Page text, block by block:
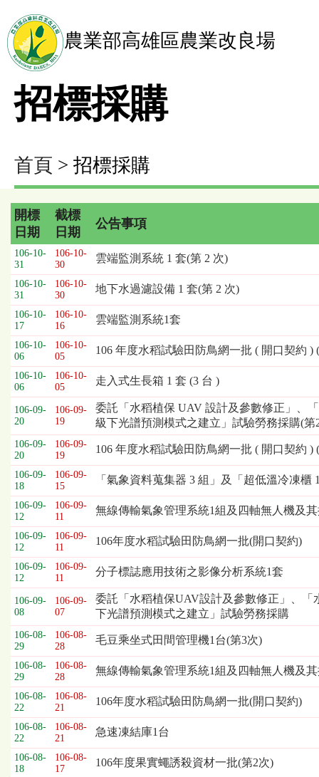
農業部高雄區農業改良場
招標採購
首頁 > 招標採購
招
標
採
購
列
表，
欄
位
依
序
為：
開
日
期、
截
標
日
期、
公
告
事
項
開標
日期
截標
日期
公告事項
106-10-
31
106-10-
30
雲端監測系統 1 套(第 2 次)
106-10-
31
106-10-
30
地下水過濾設備 1 套(第 2 次)
106-10-
17
106-10-
16
雲端監測系統1套
106-10-
06
106-10-
05
106 年度水稻試驗田防鳥網一批 ( 開口契約 )
106-10-
06
106-10-
05
走入式生長箱 1 套 (3 台 )
106-09-
20
106-09-
19
委託「水稻植保 UAV 設計及參數修正」、
級下光譜預測模式之建立」試驗勞務採購(第
106-09-
20
106-09-
19
106 年度水稻試驗田防鳥網一批 ( 開口契約 )
106-09-
18
106-09-
15
「氣象資料蒐集器 3 組」及「超低溫冷凍
106-09-
12
106-09-
11
無線傳輸氣象管理系統1組及四軸無人機及
106-09-
12
106-09-
11
106年度水稻試驗田防鳥網一批(開口契約)
106-09-
12
106-09-
11
分子標誌應用技術之影像分析系統1套
106-09-
08
106-09-
07
委託「水稻植保UAV設計及參數修正」、
下光譜預測模式之建立」試驗勞務採購
106-08-
29
106-08-
28
毛豆乘坐式田間管理機1台(第3次)
106-08-
29
106-08-
28
無線傳輸氣象管理系統1組及四軸無人機及
106-08-
22
106-08-
21
106年度水稻試驗田防鳥網一批(開口契約)
106-08-
22
106-08-
21
急速凍結庫1台
106-08-
18
106-08-
17
106年度果實蠅誘殺資材一批(第2次)